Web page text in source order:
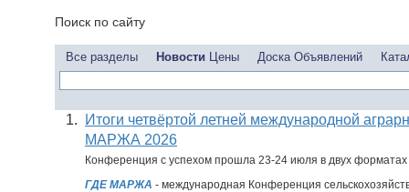
Поиск по сайту
Все разделы Новости Цены Доска Объявлений
1.
Итоги четвёртой летней международной
МАРЖА 2026
Конференция с успехом прошла 23-24 июля в двух
ГДЕ МАРЖА - международная Конференция